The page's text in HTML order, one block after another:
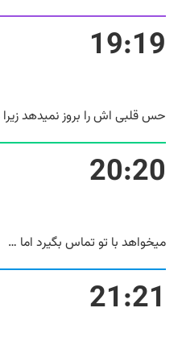
19:19
حس قلبی اش را بروز نمیدهد
20:20
میخواهد با تو تماس بگیرد اما …
21:21